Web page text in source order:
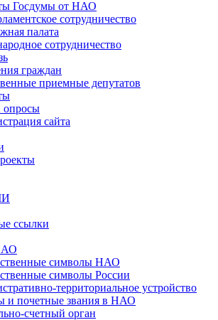
Госдумы от НАО
сотрудничество
палата
сотрудничество
граждан
приемные депутатов
опросы
сайта
ссылки
символы НАО
символы России
территориальное устройство
и почетные звания в НАО
счетный орган